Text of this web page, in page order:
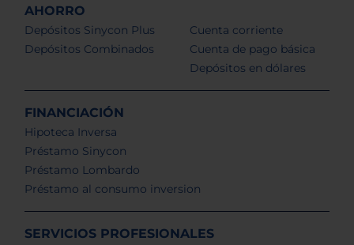
AHORRO
Depósitos Sinycon Plus
Depósitos Combinados
Cuenta corriente
Cuenta de pago básica
Depósitos en dólares
FINANCIACIÓN
Hipoteca Inversa
Préstamo Sinycon
Préstamo Lombardo
Préstamo al consumo inversion
SERVICIOS PROFESIONALES